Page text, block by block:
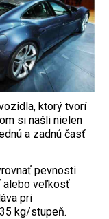
ktorý tvorí
si našli nielen
a zadnú časť
pevnosti
alebo veľkosť
pri
kg/stupeň.